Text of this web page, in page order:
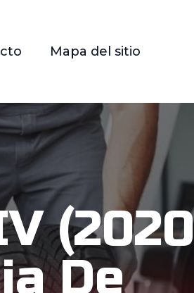
Mapa del sitio
De